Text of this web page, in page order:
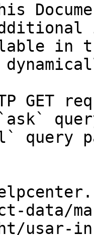
in
GET
query
data/
usar-